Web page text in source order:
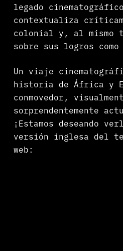
legado
contextualiza
colonial y, al mismo
sobre sus logros
Un viaje
historia de África y
conmovedor,
sorprendentemente
¡Estamos deseando
versión inglesa del
web: